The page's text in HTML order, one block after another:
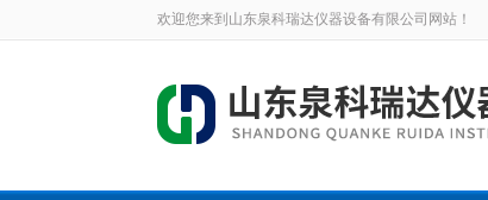
欢迎您来到山东泉科瑞达仪器设备有限公司网站！